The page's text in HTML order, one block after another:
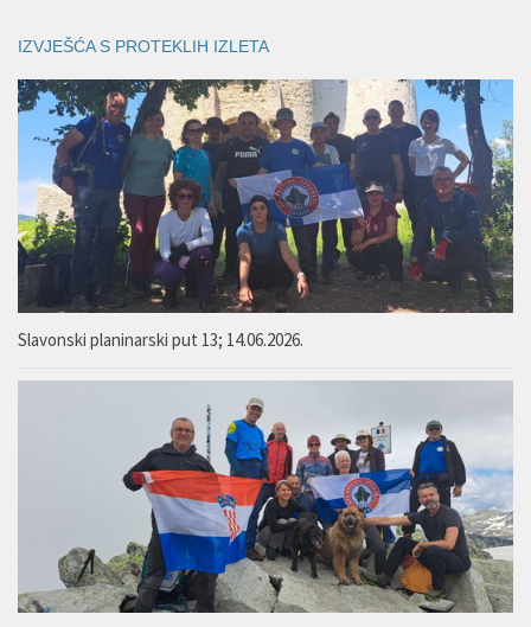
IZVJEŠĆA S PROTEKLIH IZLETA
Slavonski planinarski put 13; 14.06.2026.